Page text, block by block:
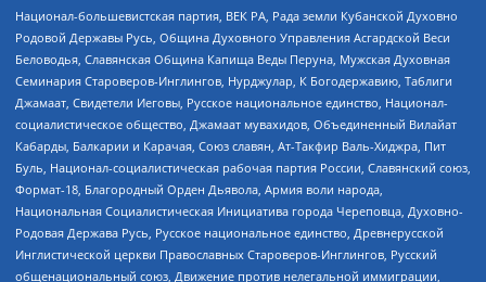
Национал-большевистская партия, ВЕК РА, Рада земли Кубанской Духовно
Родовой Державы Русь, Община Духовного Управления Асгардской Веси
Беловодья, Славянская Община Капища Веды Перуна, Мужская Духовная
Семинария Староверов-Инглингов, Нурджулар, К Богодержавию, Таблиги
Джамаат, Свидетели Иеговы, Русское национальное единство, Национал-
социалистическое общество, Джамаат мувахидов, Объединенный Вилайат
Кабарды, Балкарии и Карачая, Союз славян, Ат-Такфир Валь-Хиджра, Пит
Буль, Национал-социалистическая рабочая партия России, Славянский союз,
Формат-18, Благородный Орден Дьявола, Армия воли народа,
Национальная Социалистическая Инициатива города Череповца, Духовно-
Родовая Держава Русь, Русское национальное единство, Древнерусской
Инглистической церкви Православных Староверов-Инглингов, Русский
общенациональный союз, Движение против нелегальной иммиграции,